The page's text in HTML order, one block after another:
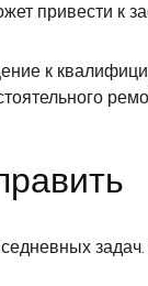
привести к
к